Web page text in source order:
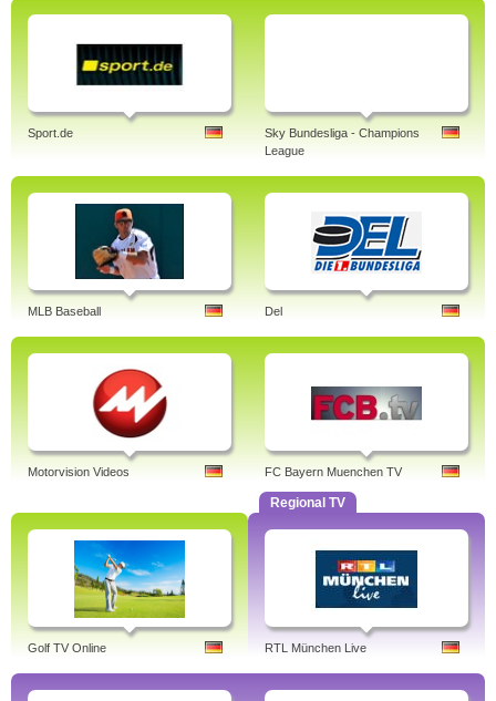
Sport.de
Sky Bundesliga - Champions
League
MLB Baseball Del
Motorvision Videos FC Bayern Muenchen TV
Golf TV Online
Regional TV
RTL München Live